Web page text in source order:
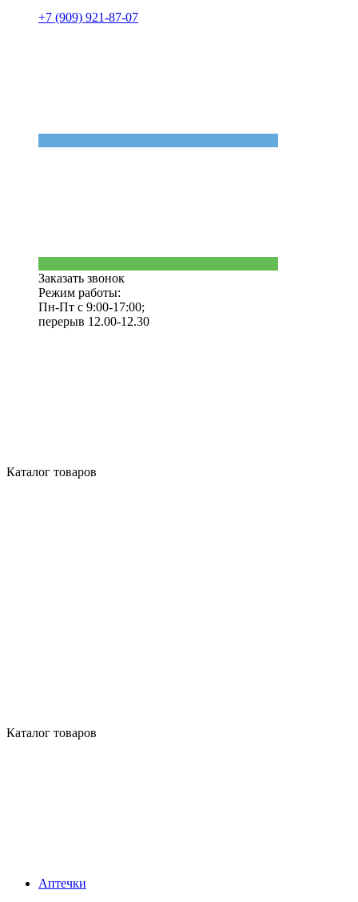
+7 (909) 921-87-07
Заказать звонок
Режим работы:
Пн-Пт с 9:00-17:00;
перерыв 12.00-12.30
Каталог товаров
Каталог товаров
Аптечки